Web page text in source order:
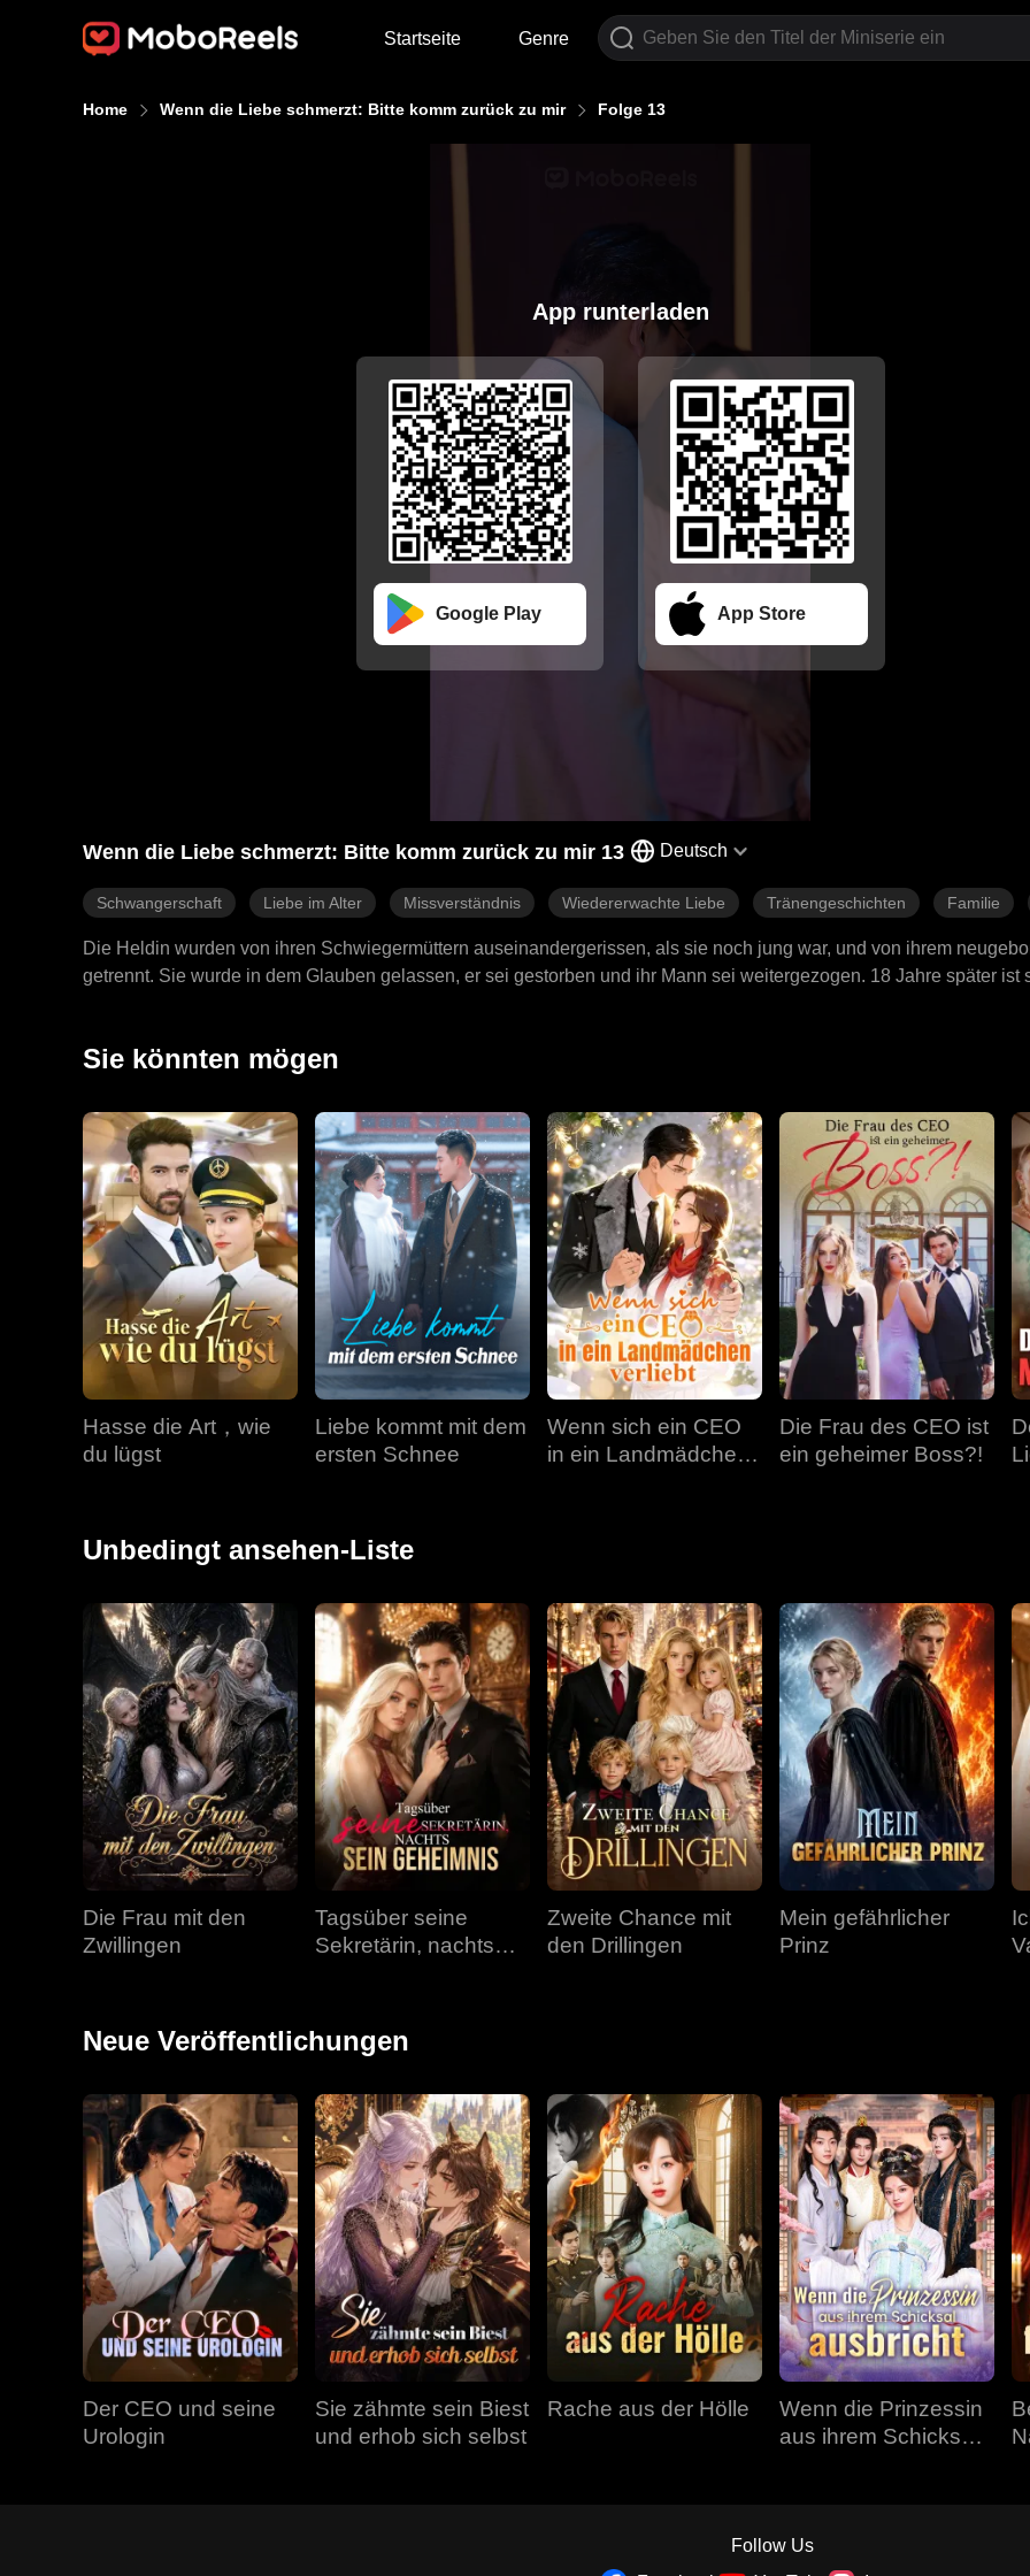
Startseite Genre
Home Wenn die Liebe schmerzt: Bitte komm zurück zu mir Folge 13
App runterladen
Google Play App Store
Wenn die Liebe schmerzt: Bitte komm zurück zu mir 13 Deutsch
Schwangerschaft Liebe im Alter Missverständnis Wiedererwachte Liebe Tränengeschichten Familie
Die Heldin wurden von ihren Schwiegermüttern auseinandergerissen, als sie noch jung war, und von ihrem
getrennt. Sie wurde in dem Glauben gelassen, er sei gestorben und ihr Mann sei weitergezogen. 18 Jahre später ist
Sie könnten mögen
Hasse die Art，wie
du lügst
Liebe kommt mit dem
ersten Schnee
Wenn sich ein CEO
in ein Landmädchen
Die Frau des CEO ist
ein geheimer Boss?!
Unbedingt ansehen-Liste
Die Frau mit den
Zwillingen
Tagsüber seine
Sekretärin, nachts
Zweite Chance mit
den Drillingen
Mein gefährlicher
Prinz
Neue Veröffentlichungen
Der CEO und seine
Urologin
Sie zähmte sein Biest
und erhob sich selbst
Rache aus der Hölle
Wenn die Prinzessin
aus ihrem Schicksal
Follow Us